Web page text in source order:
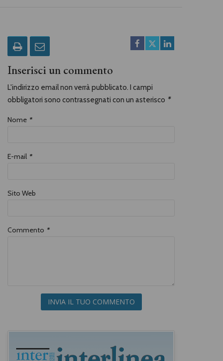
Inserisci un commento
L'indirizzo email non verrà pubblicato. I campi
obbligatori sono contrassegnati con un asterisco *
Nome *
E-mail *
Sito Web
Commento *
INVIA IL TUO COMMENTO